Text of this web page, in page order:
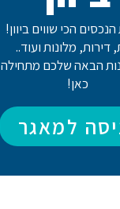
הכי שווים ביוון!
דירות, מלונות ועוד..
הבאה שלכם מתחילה
כאן!
למאגר